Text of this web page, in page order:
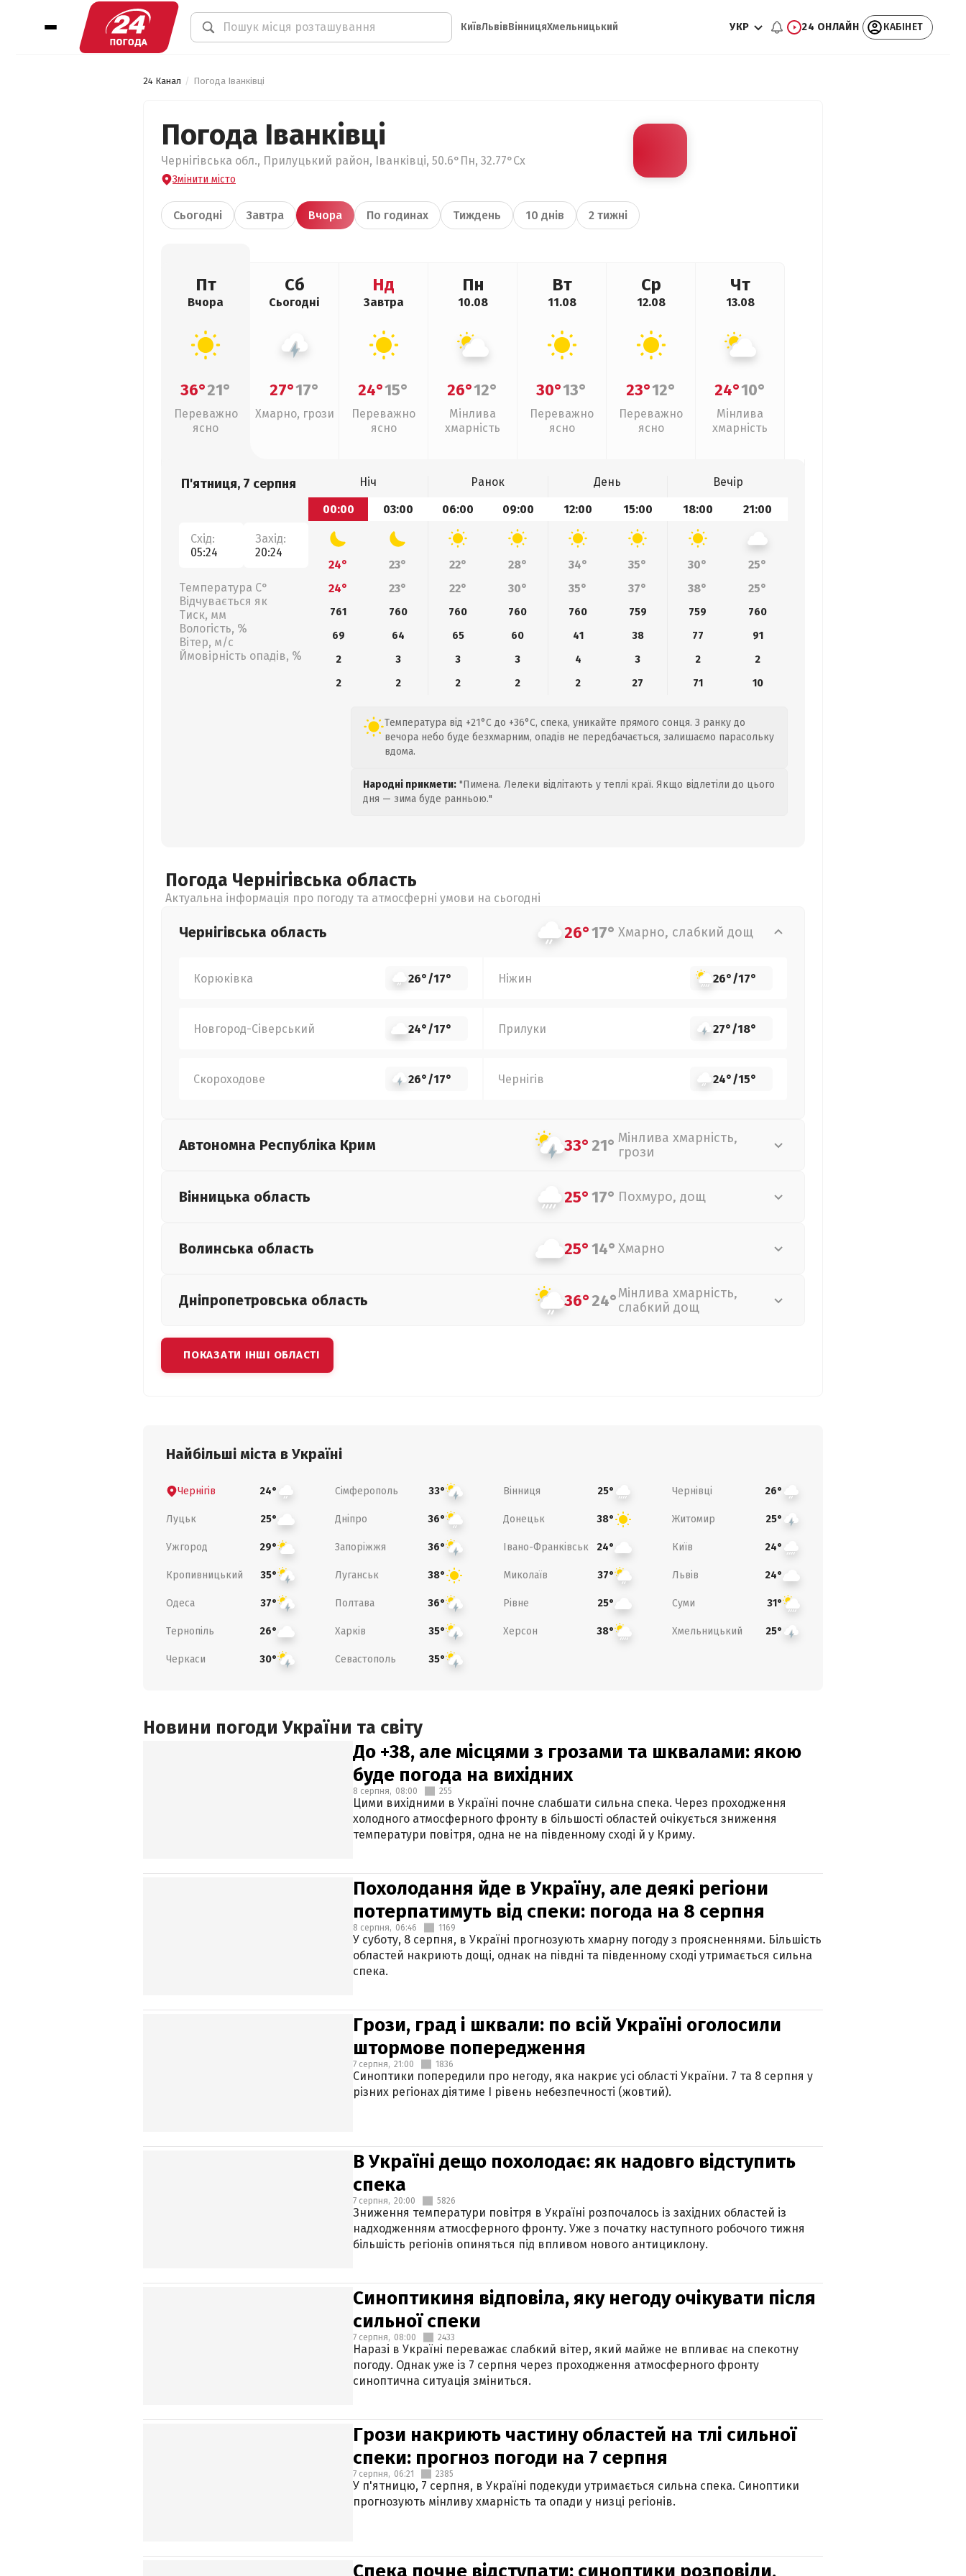
КиївЛьвівВінницяХмельницький УКР 24 ОНЛАЙН КАБІНЕТ
24 Канал Погода Іванківці
Погода Іванківці
Чернігівська обл., Прилуцький район, Іванківці, 50.6°Пн, 32.77°Сх
Змінити місто
Сьогодні Завтра Вчора По годинах Тиждень 10 днів 2 тижні
Пт
Вчора
36°21°
Переважно
ясно
Сб
Сьогодні
27°17°
Хмарно, грози
Нд
Завтра
24°15°
Переважно
ясно
Пн
10.08
26°12°
Мінлива
хмарність
Вт
11.08
30°13°
Переважно
ясно
Ср
12.08
23°12°
Переважно
ясно
Чт
13.08
24°10°
Мінлива
хмарність
П'ятниця, 7 серпня
Схід:
05:24
Захід:
20:24
Температура С°
Відчувається як
Тиск, мм
Вологість, %
Вітер, м/с
Ймовірність опадів, %
Ніч Ранок День
Вечір
00:00
03:00 06:00 09:00 12:00 15:00 18:00 21:00
24° 23° 22° 28° 34° 35° 30°
25°
24°
23° 22° 30° 35° 37° 38° 25°
761 760 760 760 760 759 759
760
69
64 65 60 41 38 77
91
2
3 3 3 4 3 2
2
2
2 2 2 2 27 71 10
Температура від +21°C до +36°C, спека, уникайте прямого сонця. З ранку до
вечора небо буде безхмарним, опадів не передбачається, залишаємо парасольку
вдома.
Народні прикмети: "Пимена. Лелеки відлітають у теплі краї. Якщо відлетіли до цього
дня — зима буде ранньою."
Погода Чернігівська область
Актуальна інформація про погоду та атмосферні умови на сьогодні
Чернігівська область 26°17° Хмарно, слабкий дощ
Корюківка 26°/17° Ніжин 26°/17°
Новгород-Сіверський 24°/17° Прилуки 27°/18°
Скороходове 26°/17° Чернігів 24°/15°
Автономна Республіка Крим 33°21° Мінлива хмарність,
грози
Вінницька область 25°17° Похмуро, дощ
Волинська область 25°14° Хмарно
Дніпропетровська область 36°24°Мінлива хмарність,
слабкий дощ
ПОКАЗАТИ ІНШІ ОБЛАСТІ
Найбільші міста в Україні
Чернігів 24° Сімферополь 33° Вінниця 25° Чернівці 26°
Луцьк 25° Дніпро 36° Донецьк 38° Житомир 25°
Ужгород 29° Запоріжжя 36° Івано-Франківськ 24° Київ 24°
Кропивницький 35° Луганськ 38° Миколаїв 37° Львів 24°
Одеса 37° Полтава 36° Рівне 25° Суми 31°
Тернопіль 26° Харків 35° Херсон 38° Хмельницький 25°
Черкаси 30° Севастополь 35°
Новини погоди України та світу
До +38, але місцями з грозами та шквалами: якою
буде погода на вихідних
8 серпня, 08:00 255
Цими вихідними в Україні почне слабшати сильна спека. Через проходження
холодного атмосферного фронту в більшості областей очікується зниження
температури повітря, одна не на південному сході й у Криму.
Похолодання йде в Україну, але деякі регіони
потерпатимуть від спеки: погода на 8 серпня
8 серпня, 06:46 1169
У суботу, 8 серпня, в Україні прогнозують хмарну погоду з проясненнями. Більшість
областей накриють дощі, однак на півдні та південному сході утримається сильна
спека.
Грози, град і шквали: по всій Україні оголосили
штормове попередження
7 серпня, 21:00 1836
Синоптики попередили про негоду, яка накриє усі області України. 7 та 8 серпня у
різних регіонах діятиме І рівень небезпечності (жовтий).
В Україні дещо похолодає: як надовго відступить
спека
7 серпня, 20:00 5826
Зниження температури повітря в Україні розпочалось із західних областей із
надходженням атмосферного фронту. Уже з початку наступного робочого тижня
більшість регіонів опиняться під впливом нового антициклону.
Синоптикиня відповіла, яку негоду очікувати після
сильної спеки
7 серпня, 08:00 2433
Наразі в Україні переважає слабкий вітер, який майже не впливає на спекотну
погоду. Однак уже із 7 серпня через проходження атмосферного фронту
синоптична ситуація зміниться.
Грози накриють частину областей на тлі сильної
спеки: прогноз погоди на 7 серпня
7 серпня, 06:21 2385
У п'ятницю, 7 серпня, в Україні подекуди утримається сильна спека. Синоптики
прогнозують мінливу хмарність та опади у низці регіонів.
Спека почне відступати: синоптики розповіли,